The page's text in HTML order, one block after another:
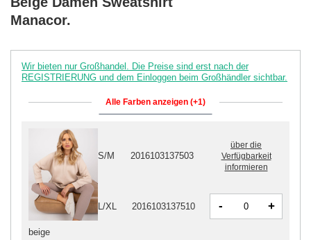
Manacor.
Wir bieten nur Großhandel. Die Preise sind erst nach der
REGISTRIERUNG und dem Einloggen beim Großhändler sichtbar.
Alle Farben anzeigen (+1)
beige
S/M 2016103137503
über die
Verfügbarkeit
informieren
L/XL 2016103137510 - +